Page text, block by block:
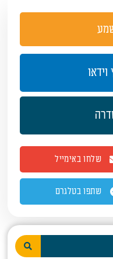
שלחו באימייל
שתפו בטלגרם